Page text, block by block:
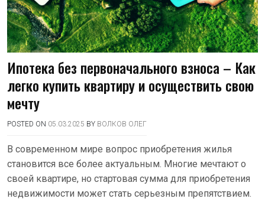
Ипотека без первоначального взноса – Как
легко купить квартиру и осуществить свою
мечту
POSTED ON 05.03.2025 BY ВОЛКОВ ОЛЕГ
В современном мире вопрос приобретения жилья
становится все более актуальным. Многие мечтают о
своей квартире, но стартовая сумма для приобретения
недвижимости может стать серьезным препятствием.